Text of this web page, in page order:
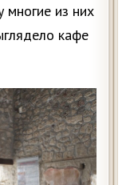
многие из них
кафе